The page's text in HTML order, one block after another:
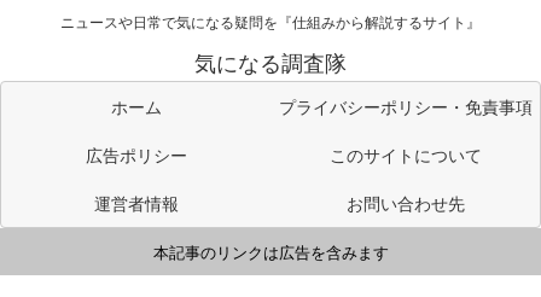
ニュースや日常で気になる疑問を『仕組みから解説するサイト』
気になる調査隊
ホーム
プライバシーポリシー・免責事項
広告ポリシー
このサイトについて
運営者情報
お問い合わせ先
本記事のリンクは広告を含みます